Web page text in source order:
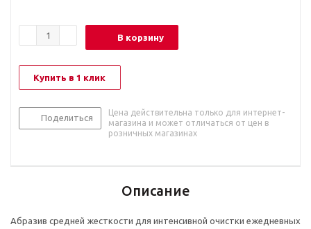
В корзину
Купить в 1 клик
Поделиться
Цена действительна только для интернет-
магазина и может отличаться от цен в
розничных магазинах
Описание
Абразив средней жесткости для интенсивной очистки ежедневных